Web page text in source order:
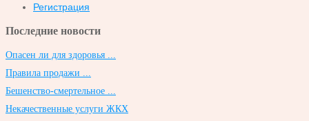
Регистрация
Последние новости
Опасен ли для здоровья ...
Правила продажи ...
Бешенство-смертельное ...
Некачественные услуги ЖКХ